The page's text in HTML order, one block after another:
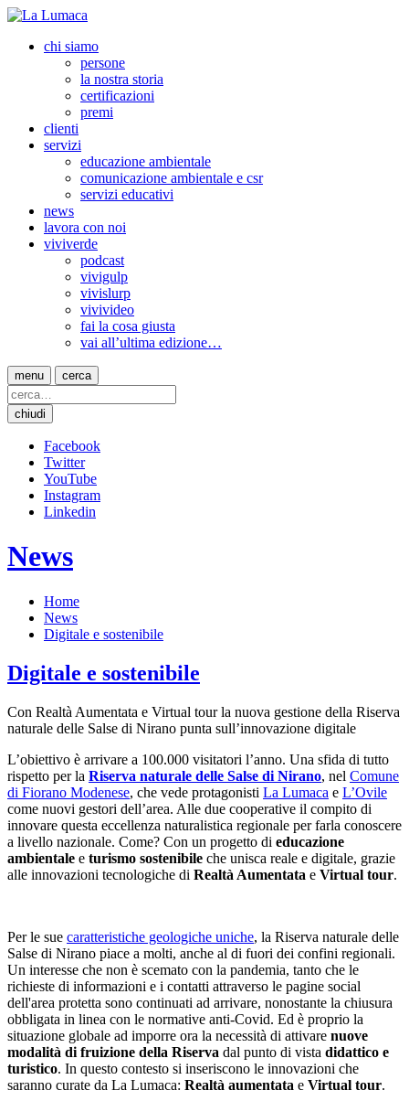
chi siamo
persone
la nostra storia
certificazioni
premi
clienti
servizi
educazione ambientale
comunicazione ambientale e csr
servizi educativi
news
lavora con noi
viviverde
podcast
vivigulp
vivislurp
vivivideo
fai la cosa giusta
vai all’ultima edizione…
menu cerca
chiudi
Facebook
Twitter
YouTube
Instagram
Linkedin
News
Home
News
Digitale e sostenibile
Digitale e sostenibile
Con Realtà Aumentata e Virtual tour la nuova gestione della Riserva
naturale delle Salse di Nirano punta sull’innovazione digitale
L’obiettivo è arrivare a 100.000 visitatori l’anno. Una sfida di tutto
rispetto per la Riserva naturale delle Salse di Nirano, nel Comune
di Fiorano Modenese, che vede protagonisti La Lumaca e L’Ovile
come nuovi gestori dell’area. Alle due cooperative il compito di
innovare questa eccellenza naturalistica regionale per farla conoscere
a livello nazionale. Come? Con un progetto di educazione
ambientale e turismo sostenibile che unisca reale e digitale, grazie
alle innovazioni tecnologiche di Realtà Aumentata e Virtual tour.
Per le sue caratteristiche geologiche uniche, la Riserva naturale delle
Salse di Nirano piace a molti, anche al di fuori dei confini regionali.
Un interesse che non è scemato con la pandemia, tanto che le
richieste di informazioni e i contatti attraverso le pagine social
dell'area protetta sono continuati ad arrivare, nonostante la chiusura
obbligata in linea con le normative anti-Covid. Ed è proprio la
situazione globale ad imporre ora la necessità di attivare nuove
modalità di fruizione della Riserva dal punto di vista didattico e
turistico. In questo contesto si inseriscono le innovazioni che
saranno curate da La Lumaca: Realtà aumentata e Virtual tour.